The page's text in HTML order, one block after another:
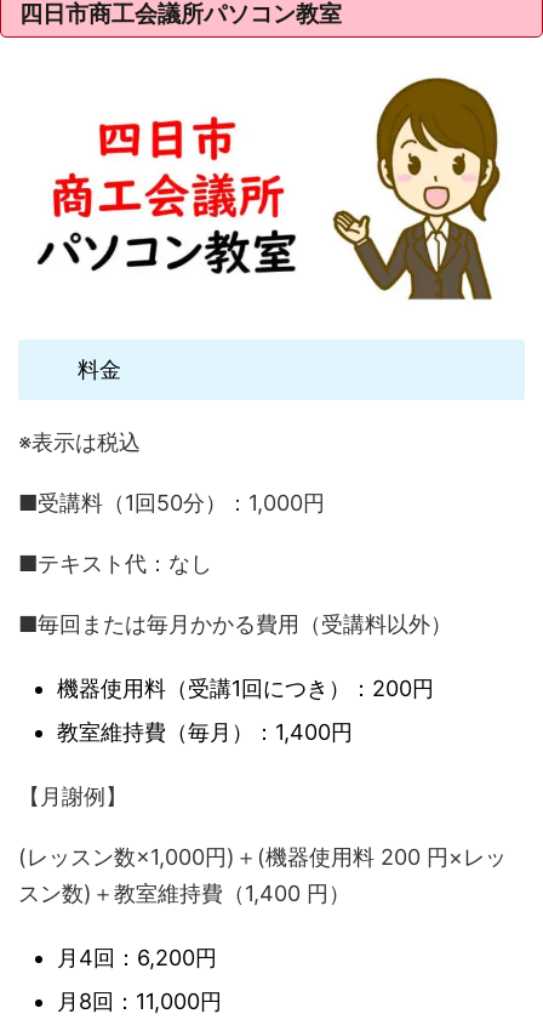
四日市商工会議所パソコン教室
料金
※表示は税込
■受講料（1回50分）：1,000円
■テキスト代：なし
■毎回または毎月かかる費用（受講料以外）
機器使用料（受講1回につき）：200円
教室維持費（毎月）：1,400円
【月謝例】
(レッスン数×1,000円)＋(機器使用料 200 円×レッ
スン数)＋教室維持費（1,400 円）
月4回：6,200円
月8回：11,000円